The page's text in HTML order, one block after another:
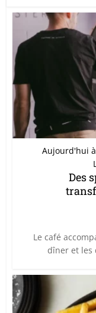
Aujourd'hui
Des
Le café
dîner et les